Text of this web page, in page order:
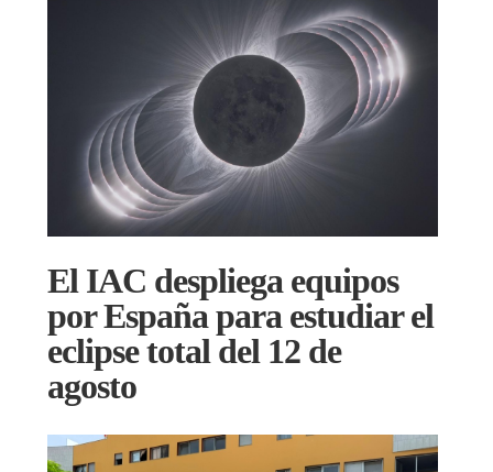
El IAC despliega equipos
por España para estudiar el
eclipse total del 12 de
agosto